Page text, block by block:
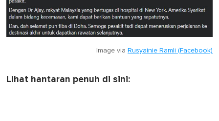
Image via Rusyainie Ramli (Facebook)
Lihat hantaran penuh di sini: